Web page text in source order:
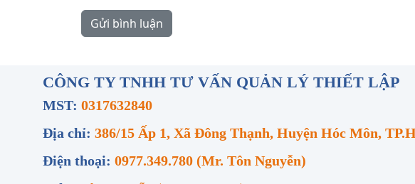
CÔNG TY TNHH TƯ VẤN QUẢN LÝ THIẾT LẬP
MST: 0317632840
Địa chỉ: 386/15 Ấp 1, Xã Đông Thạnh, Huyện Hóc Môn,
Điện thoại: 0977.349.780 (Mr. Tôn Nguyễn)